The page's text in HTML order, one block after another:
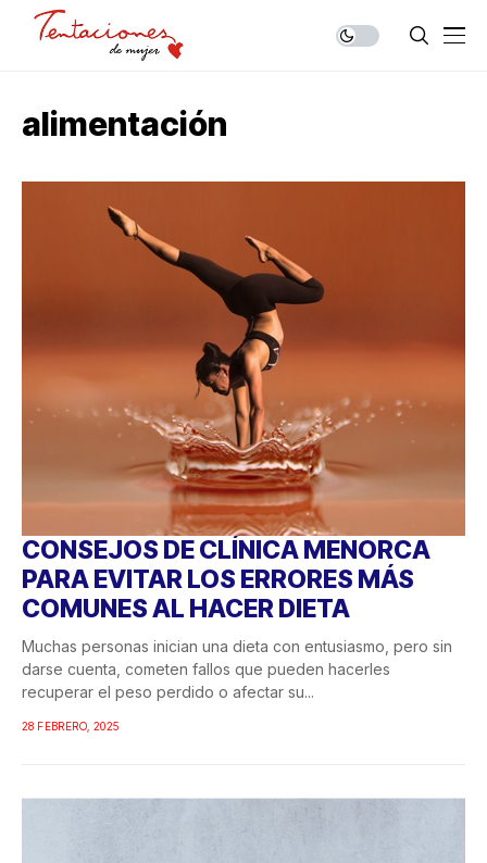
alimentación
CONSEJOS DE CLÍNICA MENORCA
PARA EVITAR LOS ERRORES MÁS
COMUNES AL HACER DIETA
Muchas personas inician una dieta con entusiasmo, pero sin
darse cuenta, cometen fallos que pueden hacerles
recuperar el peso perdido o afectar su...
28 FEBRERO, 2025